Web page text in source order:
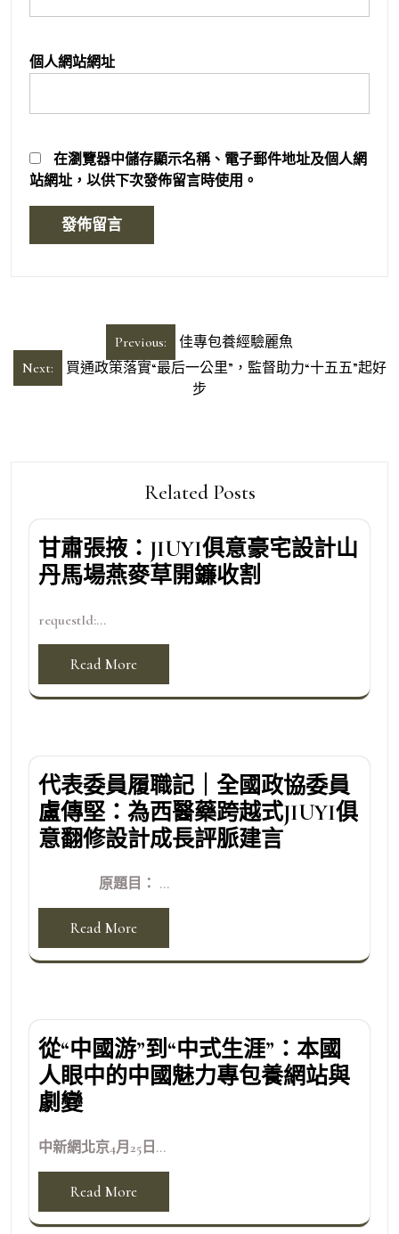
個人網站網址
在瀏覽器中儲存顯示名稱、電子郵件地址及個人網
站網址，以供下次發佈留言時使用。
章
導
Previous:
佳專包養經驗麗魚
Next:
買通政策落實“最后一公里”，監督助力“十五五”起好
步
Related Posts
甘肅張掖：JIUYI俱意豪宅設計山
丹馬場燕麥草開鐮收割
requestId:...
Read More
代表委員履職記｜全國政協委員
盧傳堅：為西醫藥跨越式JIUYI俱
意翻修設計成長評脈建言
原題目： ...
Read More
從“中國游”到“中式生涯”：本國
人眼中的中國魅力專包養網站與
劇變
中新網北京4月25日...
Read More